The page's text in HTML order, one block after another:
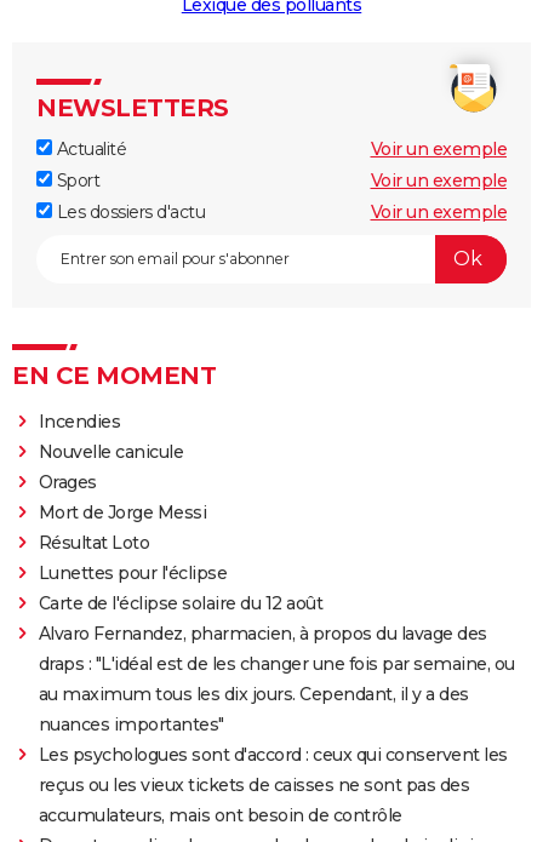
Lexique des polluants
NEWSLETTERS
Actualité
Voir un exemple
Sport
Voir un exemple
Les dossiers d'actu
Voir un exemple
EN CE MOMENT
Incendies
Nouvelle canicule
Orages
Mort de Jorge Messi
Résultat Loto
Lunettes pour l'éclipse
Carte de l'éclipse solaire du 12 août
Alvaro Fernandez, pharmacien, à propos du lavage des
draps : "L'idéal est de les changer une fois par semaine, ou
au maximum tous les dix jours. Cependant, il y a des
nuances importantes"
Les psychologues sont d'accord : ceux qui conservent les
reçus ou les vieux tickets de caisses ne sont pas des
accumulateurs, mais ont besoin de contrôle